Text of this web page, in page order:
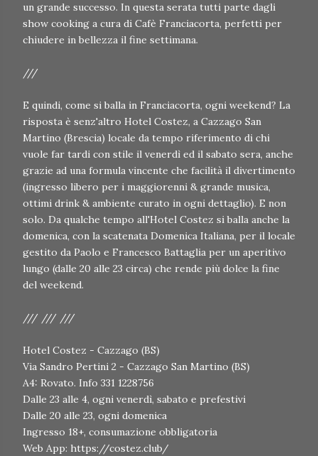
un grande successo. In questa serata tutti parte dagli
show cooking a cura di Cafè Franciacorta, perfetti per
chiudere in bellezza il fine settimana.
///
E quindi, come si balla in Franciacorta, ogni weekend? La
risposta è senz'altro Hotel Costez, a Cazzago San
Martino (Brescia) locale da tempo riferimento di chi
vuole far tardi con stile il venerdì ed il sabato sera, anche
grazie ad una formula vincente che facilità il divertimento
(ingresso libero per i maggiorenni & grande musica,
ottimi drink & ambiente curato in ogni dettaglio). E non
solo. Da qualche tempo all'Hotel Costez si balla anche la
domenica, con la scatenata Domenica Italiana, per il locale
gestito da Paolo e Francesco Battaglia per un aperitivo
lungo (dalle 20 alle 23 circa) che rende più dolce la fine
del weekend.
/// /// ///
Hotel Costez - Cazzago (BS)
Via Sandro Pertini 2 - Cazzago San Martino (BS)
A4: Rovato. Info 331 1228756
Dalle 23 alle 4, ogni venerdì, sabato e prefestivi
Dalle 20 alle 23, ogni domenica
Ingresso 18+, consumazione obbligatoria
Web App: https://costez.club/